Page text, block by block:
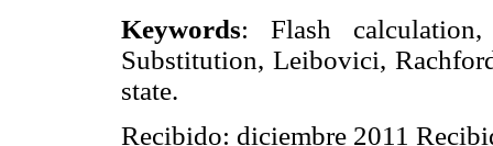
Keywords: Flash calculation,
Substitution, Leibovici,
state.
Recibido: diciembre 2011